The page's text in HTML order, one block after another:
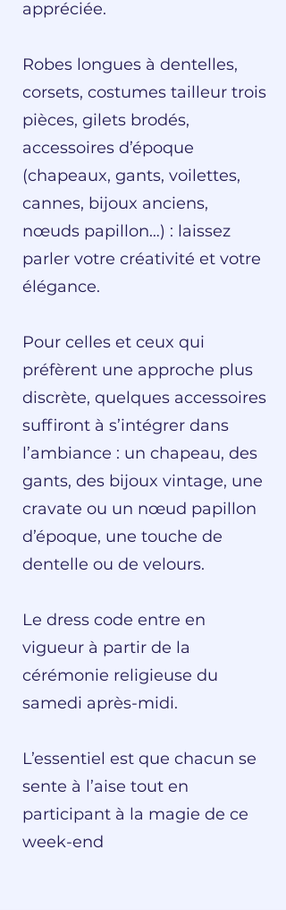
appréciée.
Robes longues à dentelles,
corsets, costumes tailleur trois
pièces, gilets brodés,
accessoires d’époque
(chapeaux, gants, voilettes,
cannes, bijoux anciens,
nœuds papillon…) : laissez
parler votre créativité et votre
élégance.
Pour celles et ceux qui
préfèrent une approche plus
discrète, quelques accessoires
suffiront à s’intégrer dans
l’ambiance : un chapeau, des
gants, des bijoux vintage, une
cravate ou un nœud papillon
d’époque, une touche de
dentelle ou de velours.
Le dress code entre en
vigueur à partir de la
cérémonie religieuse du
samedi après-midi.
L’essentiel est que chacun se
sente à l’aise tout en
participant à la magie de ce
week-end